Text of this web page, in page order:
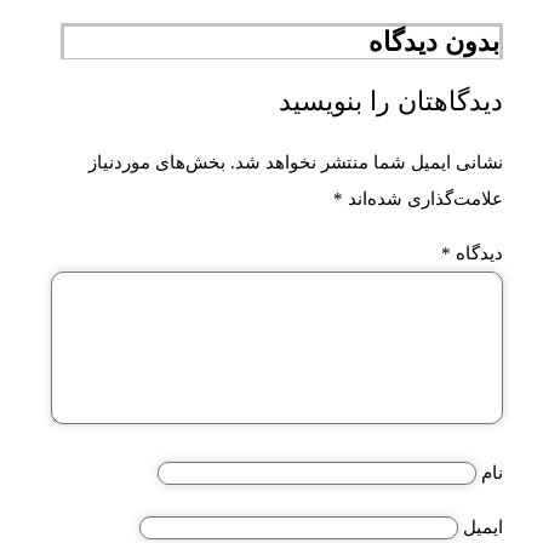
بدون دیدگاه
دیدگاهتان را بنویسید
نشانی ایمیل شما منتشر نخواهد شد. بخش‌های موردنیاز
علامت‌گذاری شده‌اند *
دیدگاه *
نام
ایمیل